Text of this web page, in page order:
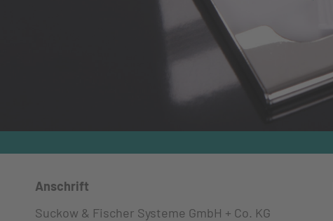
Anschrift
Suckow & Fischer Systeme GmbH + Co. KG